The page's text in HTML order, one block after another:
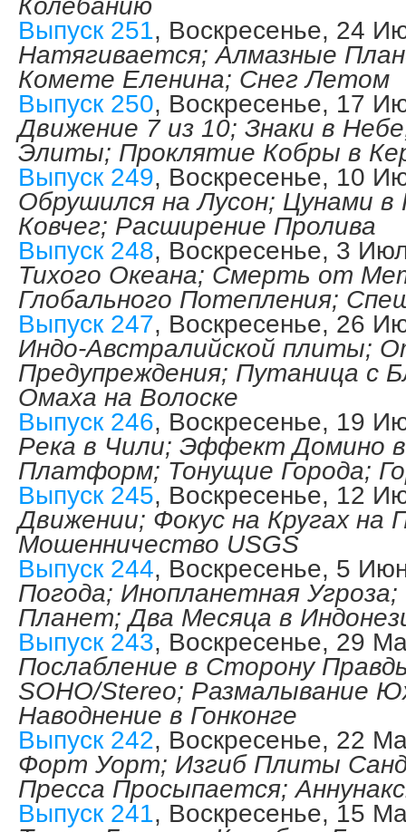
Колебанию
Выпуск 251, Воскресенье, 24
Натягивается; Алмазные
Комете Еленина; Снег Летом
Выпуск 250, Воскресенье, 17
Движение 7 из 10; Знаки в
Элиты; Проклятие Кобры в
Выпуск 249, Воскресенье, 10
Обрушился на Лусон; Цунами в
Ковчег; Расширение Пролива
Выпуск 248, Воскресенье, 3
Тихого Океана; Смерть от
Глобального Потепления;
Выпуск 247, Воскресенье, 26
Индо-Австралийской плиты;
Предупреждения; Путаница с
Омаха на Волоске
Выпуск 246, Воскресенье, 19
Река в Чили; Эффект Домино
Платформ; Тонущие Города;
Выпуск 245, Воскресенье, 12
Движении; Фокус на Кругах на
Мошенничество USGS
Выпуск 244, Воскресенье, 5
Погода; Инопланетная
Планет; Два Месяца в
Выпуск 243, Воскресенье, 29
Послабление в Сторону
SOHO/Stereo; Размалывание
Наводнение в Гонконге
Выпуск 242, Воскресенье, 22
Форт Уорт; Изгиб Плиты
Пресса Просыпается;
Выпуск 241, Воскресенье, 15